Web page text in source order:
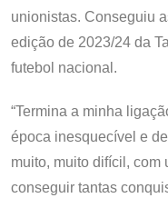
unionistas. Conseguiu
edição de 2023/24 da
futebol nacional.
“Termina a minha
época inesquecível e
muito, muito difícil, com
conseguir tantas